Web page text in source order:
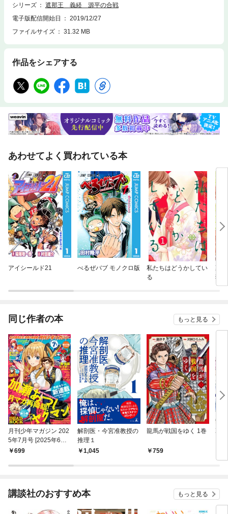
シリーズ
遮那王 義経 源平の合戦
電子版配信開始日
2019/12/27
ファイルサイズ
31.32 MB
作品をシェアする
あわせてよく買われている本
アイシールド21 べるぜバブ モノクロ版
私たちはどうかしてい
る
薬
猫
同じ作者の本 もっと見る
月刊少年マガジン 202
5年7月号 [2025年6月6
日発売]
699
解剖医・今宮准教授の
推理１
1,045
龍馬が戦国をゆく 1巻
759
乙
講談社のおすすめ本 もっと見る